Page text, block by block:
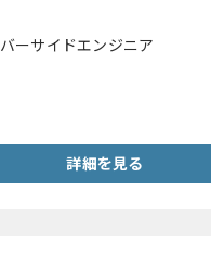
ーサイドエンジニア
詳細を見る